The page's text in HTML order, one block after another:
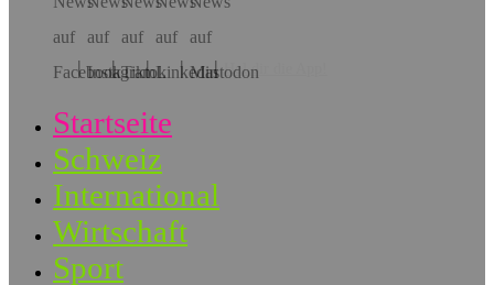
Hol dir die App!
Startseite
Schweiz
International
Wirtschaft
Sport